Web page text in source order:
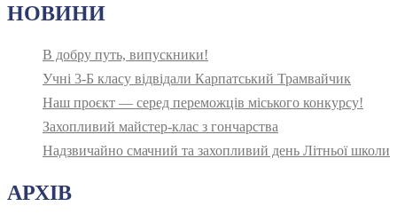
НОВИНИ
В добру путь, випускники!
Учні 3-Б класу відвідали Карпатський Трамвайчик
Наш проєкт — серед переможців міського конкурсу!
Захопливий майстер-клас з гончарства
Надзвичайно смачний та захопливий день Літньої школи
АРХІВ